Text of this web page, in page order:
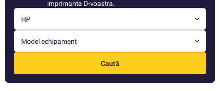
imprimanta D-voastra.
HP
Model echipament
Caută